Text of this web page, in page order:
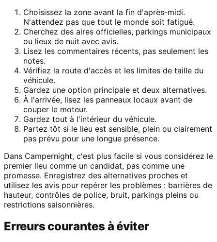
Choisissez la zone avant la fin d'après-midi.
N'attendez pas que tout le monde soit fatigué.
Cherchez des aires officielles, parkings municipaux
ou lieux de nuit avec avis.
Lisez les commentaires récents, pas seulement les
notes.
Vérifiez la route d'accès et les limites de taille du
véhicule.
Gardez une option principale et deux alternatives.
À l'arrivée, lisez les panneaux locaux avant de
couper le moteur.
Gardez tout à l'intérieur du véhicule.
Partez tôt si le lieu est sensible, plein ou clairement
pas prévu pour une longue présence.
Dans Campernight, c'est plus facile si vous considérez le
premier lieu comme un candidat, pas comme une
promesse. Enregistrez des alternatives proches et
utilisez les avis pour repérer les problèmes : barrières de
hauteur, contrôles de police, bruit, parkings pleins ou
restrictions saisonnières.
Erreurs courantes à éviter